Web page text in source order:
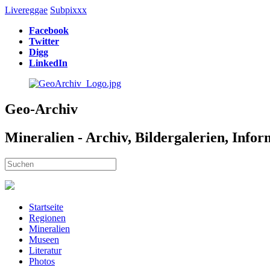
Livereggae Subpixxx
Facebook
Twitter
Digg
LinkedIn
Geo-Archiv
Mineralien - Archiv, Bildergalerien,
Startseite
Regionen
Mineralien
Museen
Literatur
Photos